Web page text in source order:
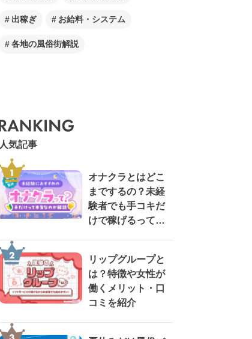
人気記事
オナクラとはどこ
までするの？未経
験者でも手コキだ
けで稼げるって本
リップグループと
は？特徴や女性が
働くメリット・口
コミを紹介
出稼ぎ お給料・システム
各地の風俗街解説